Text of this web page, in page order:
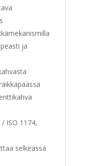
ja
ISO 1174,
selkeässä